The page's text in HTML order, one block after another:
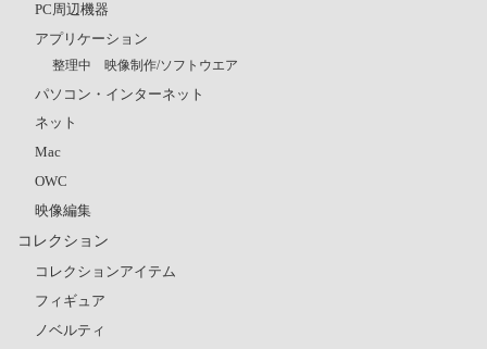
PC周辺機器
アプリケーション
整理中 映像制作/ソフトウエア
パソコン・インターネット
ネット
Mac
OWC
映像編集
コレクション
コレクションアイテム
フィギュア
ノベルティ